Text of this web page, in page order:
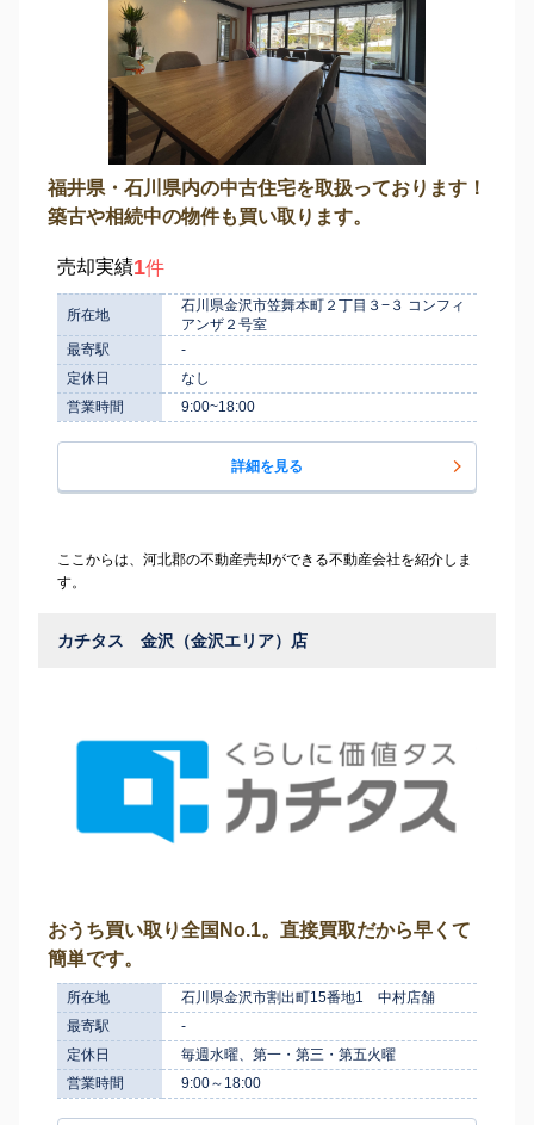
福井県・石川県内の中古住宅を取扱っております！
築古や相続中の物件も買い取ります。
売却実績1件
所在地
石川県金沢市笠舞本町２丁目３−３ コンフィ
アンザ２号室
最寄駅
-
定休日
なし
営業時間
9:00~18:00
詳細を見る
ここからは、河北郡の不動産売却ができる不動産会社を紹介しま
す。
カチタス 金沢（金沢エリア）店
おうち買い取り全国No.1。直接買取だから早くて
簡単です。
所在地
石川県金沢市割出町15番地1 中村店舗
最寄駅
-
定休日
毎週水曜、第一・第三・第五火曜
営業時間
9:00～18:00